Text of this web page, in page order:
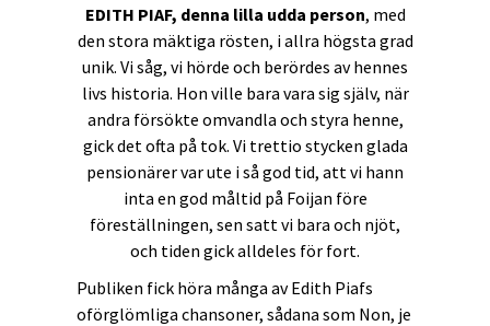
EDITH PIAF, denna lilla udda person, med
den stora mäktiga rösten, i allra högsta grad
unik. Vi såg, vi hörde och berördes av hennes
livs historia. Hon ville bara vara sig själv, när
andra försökte omvandla och styra henne,
gick det ofta på tok. Vi trettio stycken glada
pensionärer var ute i så god tid, att vi hann
inta en god måltid på Foijan före
föreställningen, sen satt vi bara och njöt,
och tiden gick alldeles för fort.
Publiken fick höra många av Edith Piafs
oförglömliga chansoner, sådana som Non, je